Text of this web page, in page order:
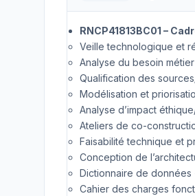
RNCP41813BC01 –
Veille technologique et
Analyse du besoin
Qualification des
Modélisation et
Analyse d’impact
Ateliers de co-
Faisabilité technique et
Conception de
Dictionnaire de
Cahier des charges